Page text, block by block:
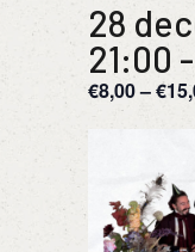
28
21:00 -
€8,00 –